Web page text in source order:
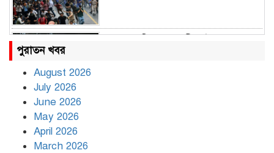
পুরাতন খবর
August 2026
July 2026
June 2026
May 2026
April 2026
March 2026